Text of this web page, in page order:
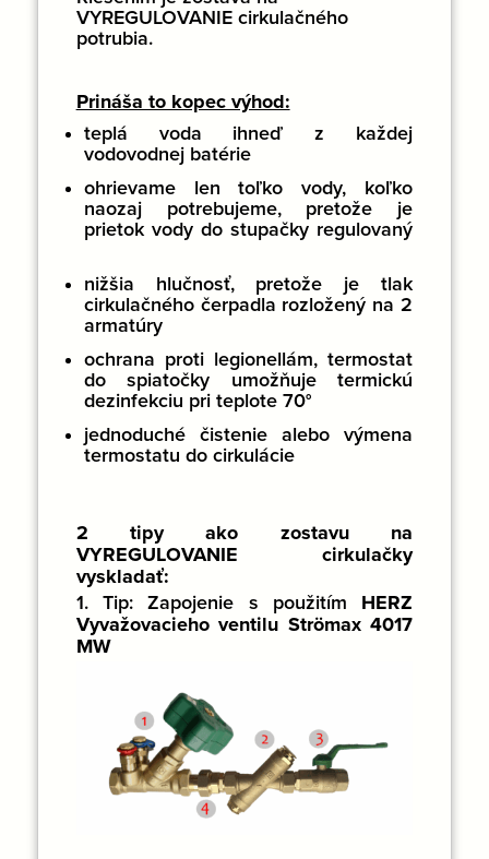
VYREGULOVANIE cirkulačného
potrubia.
Prináša to kopec výhod:
teplá voda ihneď z každej
vodovodnej batérie
ohrievame len toľko vody, koľko
naozaj potrebujeme, pretože je
prietok vody do stupačky regulovaný
nižšia hlučnosť, pretože je tlak
cirkulačného čerpadla rozložený na 2
armatúry
ochrana proti legionellám, termostat
do spiatočky umožňuje termickú
dezinfekciu pri teplote 70°
jednoduché čistenie alebo výmena
termostatu do cirkulácie
2 tipy ako zostavu na
VYREGULOVANIE cirkulačky
vyskladať:
1. Tip:Zapojenie s použitím HERZ
Vyvažovacieho ventilu Strömax 4017
MW